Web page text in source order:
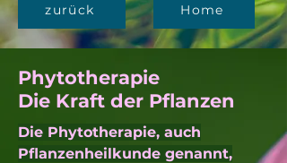
zurück Home
Phytotherapie
Die Kraft der Pflanzen
Die Phytotherapie, auch
Pflanzenheilkunde genannt,